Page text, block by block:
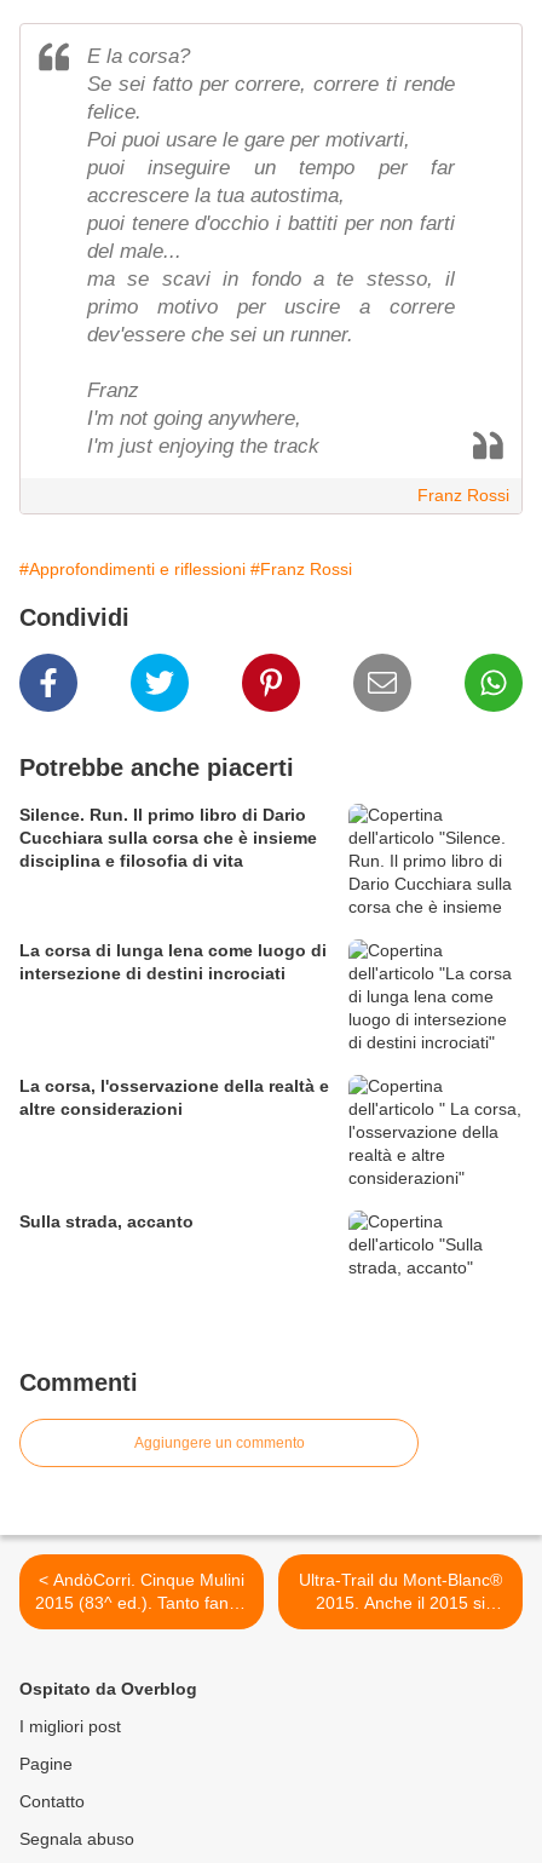
E la corsa?
Se sei fatto per correre, correre ti rende
felice.
Poi puoi usare le gare per motivarti,
puoi inseguire un tempo per far
accrescere la tua autostima,
puoi tenere d'occhio i battiti per non farti
del male...
ma se scavi in fondo a te stesso, il
primo motivo per uscire a correre
dev'essere che sei un runner.
Franz
I'm not going anywhere,
I'm just enjoying the track
Franz Rossi
#Approfondimenti e riflessioni #Franz Rossi
Condividi
Potrebbe anche piacerti
Silence. Run. Il primo libro di Dario
Cucchiara sulla corsa che è insieme
disciplina e filosofia di vita
La corsa di lunga lena come luogo di
intersezione di destini incrociati
La corsa, l'osservazione della realtà e
altre considerazioni
Sulla strada, accanto
Commenti
Aggiungere un commento
< AndòCorri. Cinque Mulini
2015 (83^ ed.). Tanto fango
alla Cinque Mulini
Ultra-Trail du Mont-Blanc®
2015. Anche il 2015 si
profila come un anno dei
Ospitato da Overblog
I migliori post
Pagine
Contatto
Segnala abuso